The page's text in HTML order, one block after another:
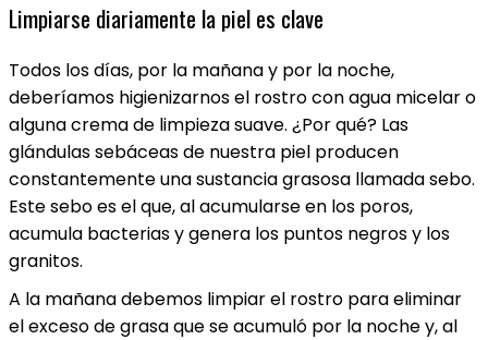
Limpiarse diariamente la piel es clave
Todos los días, por la mañana y por la noche,
deberíamos higienizarnos el rostro con agua micelar o
alguna crema de limpieza suave. ¿Por qué? Las
glándulas sebáceas de nuestra piel producen
constantemente una sustancia grasosa llamada sebo.
Este sebo es el que, al acumularse en los poros,
acumula bacterias y genera los puntos negros y los
granitos.
A la mañana debemos limpiar el rostro para eliminar
el exceso de grasa que se acumuló por la noche y, al